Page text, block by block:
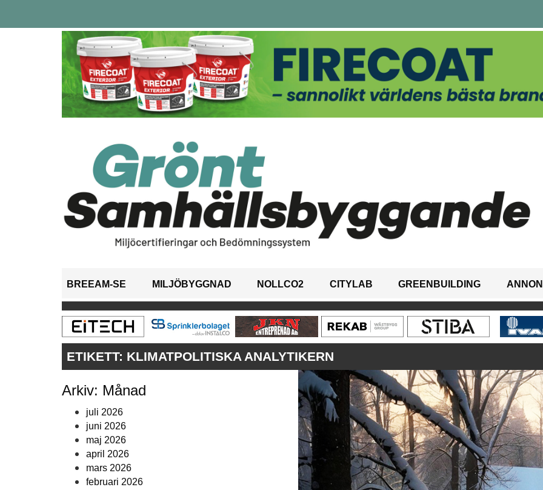
BREEAM-SE MILJÖBYGGNAD NOLLCO2 CITYLAB GREENBUILDING
ETIKETT: KLIMATPOLITISKA ANALYTIKERN
Arkiv: Månad
juli 2026
juni 2026
maj 2026
april 2026
mars 2026
februari 2026